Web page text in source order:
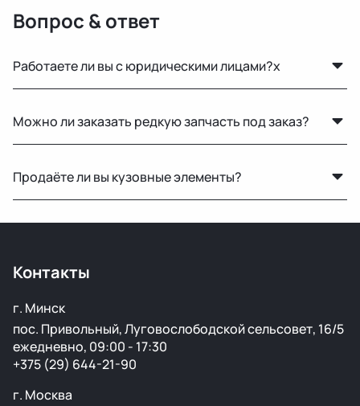
Вопрос & ответ
Работаете ли вы с юридическими лицами?x
работаем по безналичному расчёту.
Можно ли заказать редкую запчасть под заказ?
только с тем, что есть в наличии.
Продаёте ли вы кузовные элементы?
Контакты
г. Минск
пос. Привольный, Луговослободской сельсовет, 16/5
ежедневно, 09:00 - 17:30
+375 (29) 644-21-90
г. Москва